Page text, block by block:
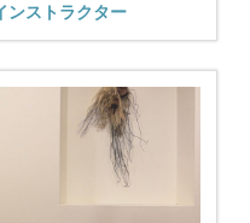
ンストラクター